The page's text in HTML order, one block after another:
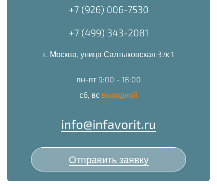
+7 (926) 006-7530
+7 (499) 343-2081
г. Москва, улица Салтыковская 37к 1
пн-пт 9:00 - 18:00
сб, вс выходной
info@infavorit.ru
Отправить заявку